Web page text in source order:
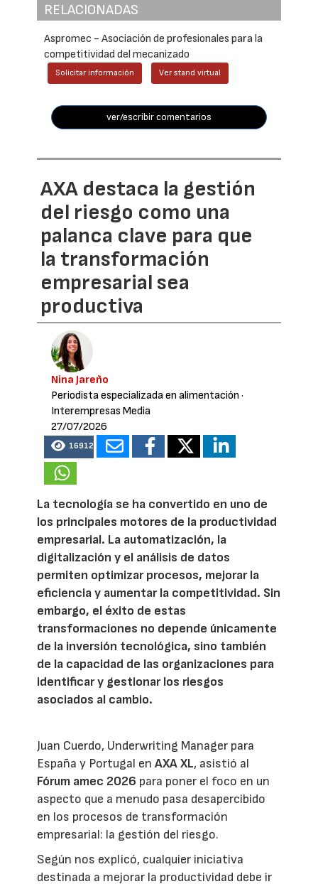
RELACIONADAS
Aspromec - Asociación de profesionales para la
competitividad del mecanizado
Solicitar información Ver stand virtual
ver/escribir comentarios
AXA destaca la gestión
del riesgo como una
palanca clave para que
la transformación
empresarial sea
productiva
Nina Jareño
Periodista especializada en alimentación ·
Interempresas Media
27/07/2026
16912
La tecnología se ha convertido en uno de
los principales motores de la productividad
empresarial. La automatización, la
digitalización y el análisis de datos
permiten optimizar procesos, mejorar la
eficiencia y aumentar la competitividad. Sin
embargo, el éxito de estas
transformaciones no depende únicamente
de la inversión tecnológica, sino también
de la capacidad de las organizaciones para
identificar y gestionar los riesgos
asociados al cambio.
Juan Cuerdo, Underwriting Manager para
España y Portugal enAXA XL, asistió al
Fórum amec 2026 para poner el foco en un
aspecto que a menudo pasa desapercibido
en los procesos de transformación
empresarial: la gestión del riesgo.
Según nos explicó, cualquier iniciativa
destinada a mejorar la productividad debe ir